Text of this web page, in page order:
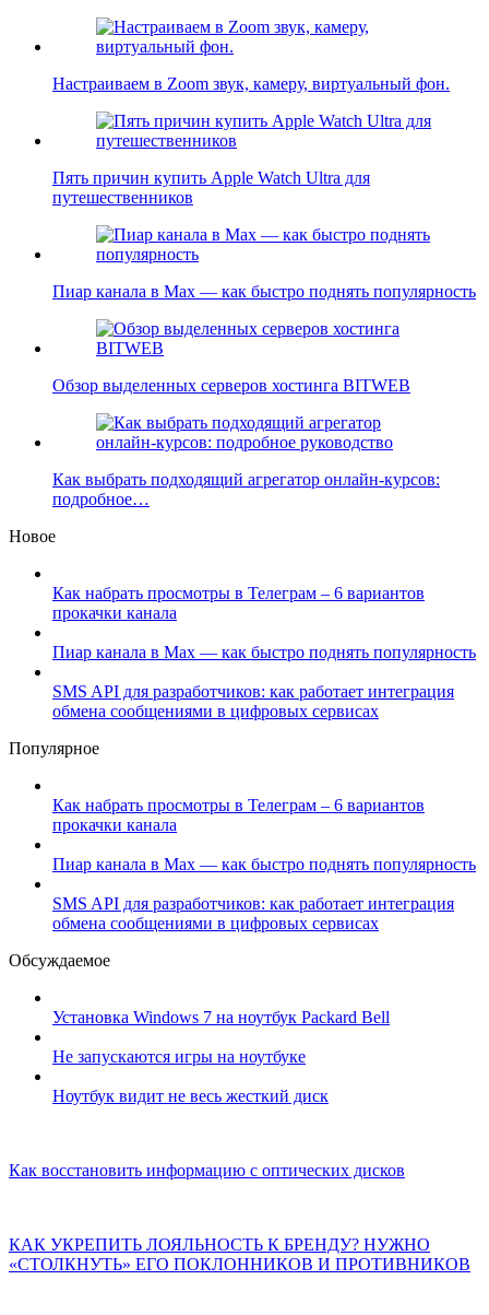
Настраиваем в Zoom звук, камеру, виртуальный фон.
Пять причин купить Apple Watch Ultra для
путешественников
Пиар канала в Max — как быстро поднять популярность
Обзор выделенных серверов хостинга BITWEB
Как выбрать подходящий агрегатор онлайн-курсов:
подробное…
Новое
Как набрать просмотры в Телеграм – 6 вариантов
прокачки канала
Пиар канала в Max — как быстро поднять популярность
SMS API для разработчиков: как работает интеграция
обмена сообщениями в цифровых сервисах
Популярное
Как набрать просмотры в Телеграм – 6 вариантов
прокачки канала
Пиар канала в Max — как быстро поднять популярность
SMS API для разработчиков: как работает интеграция
обмена сообщениями в цифровых сервисах
Обсуждаемое
Установка Windows 7 на ноутбук Packard Bell
Не запускаются игры на ноутбуке
Ноутбук видит не весь жесткий диск
Как восстановить информацию с оптических дисков
КАК УКРЕПИТЬ ЛОЯЛЬНОСТЬ К БРЕНДУ? НУЖНО
«СТОЛКНУТЬ» ЕГО ПОКЛОННИКОВ И ПРОТИВНИКОВ